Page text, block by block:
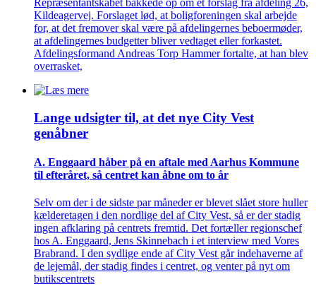
Repræsentantskabet bakkede op om et forslag fra afdeling 26,
Kildeagervej. Forslaget lød, at boligforeningen skal arbejde
for, at det fremover skal være på afdelingernes beboermøder,
at afdelingernes budgetter bliver vedtaget eller forkastet.
Afdelingsformand Andreas Torp Hammer fortalte, at han blev
overrasket,
Lange udsigter til, at det nye City Vest
genåbner
A. Enggaard håber på en aftale med Aarhus Kommune
til efteråret, så centret kan åbne om to år
Selv om der i de sidste par måneder er blevet slået store huller
kælderetagen i den nordlige del af City Vest, så er der stadig
ingen afklaring på centrets fremtid. Det fortæller regionschef
hos A. Enggaard, Jens Skinnebach i et interview med Vores
Brabrand. I den sydlige ende af City Vest går indehaverne af
de lejemål, der stadig findes i centret, og venter på nyt om
butikscentrets